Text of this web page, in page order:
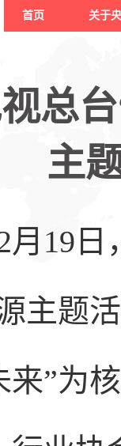
首页 关于
总
主
月19
主题
来”为